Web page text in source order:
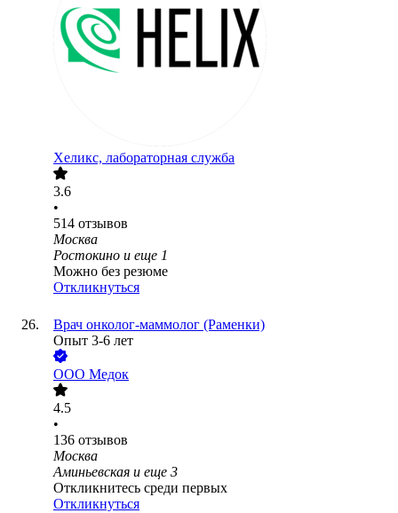
Хеликс, лабораторная служба
3.6
•
514 отзывов
Москва
Ростокино и еще 1
Можно без резюме
Откликнуться
Врач онколог-маммолог (Раменки)
Опыт 3-6 лет
ООО Медок
4.5
•
136 отзывов
Москва
Аминьевская и еще 3
Откликнитесь среди первых
Откликнуться